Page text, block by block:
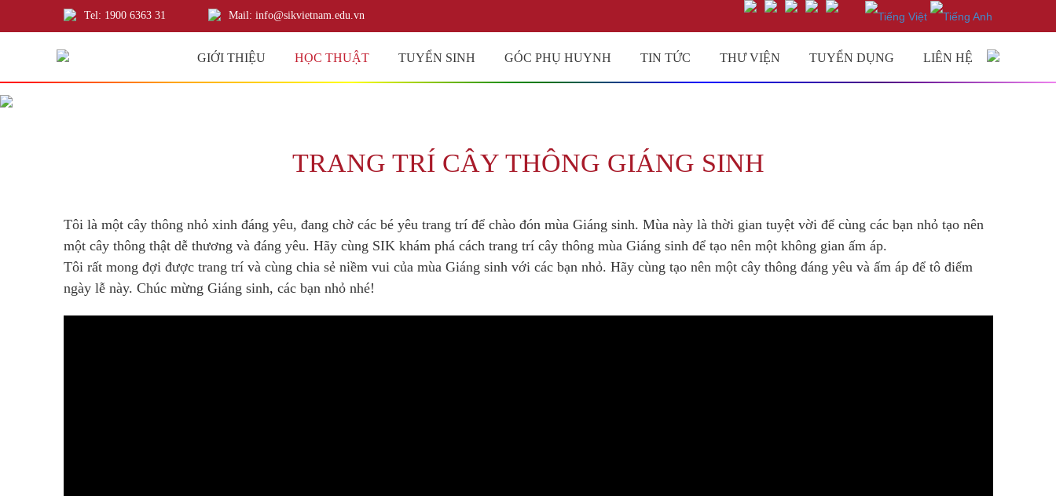
Tel: 1900 6363 31 Mail: info@sikvietnam.edu.vn
GIỚI THIỆU HỌC THUẬT TUYỂN SINH GÓC PHỤ HUYNH TIN TỨC THƯ VIỆN TUYỂN DỤNG LIÊN HỆ
TRANG TRÍ CÂY THÔNG GIÁNG SINH
Tôi là một cây thông nhỏ xinh đáng yêu, đang chờ các bé yêu trang trí để chào đón mùa Giáng sinh. Mùa này là thời gian tuyệt vời để cùng các bạn nhỏ tạo nên
một cây thông thật dễ thương và đáng yêu. Hãy cùng SIK khám phá cách trang trí cây thông mùa Giáng sinh để tạo nên một không gian ấm áp.
Tôi rất mong đợi được trang trí và cùng chia sẻ niềm vui của mùa Giáng sinh với các bạn nhỏ. Hãy cùng tạo nên một cây thông đáng yêu và ấm áp để tô điểm
ngày lễ này. Chúc mừng Giáng sinh, các bạn nhỏ nhé!